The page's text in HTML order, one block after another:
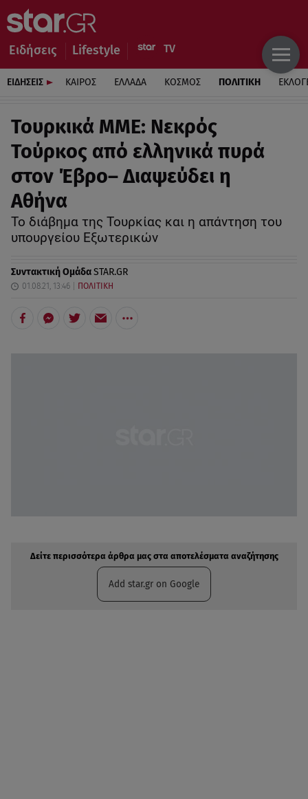
Ειδήσεις Lifestyle
ΕΙΔΗΣΕΙΣ ΚΑΙΡΟΣ ΕΛΛΑΔΑ ΚΟΣΜΟΣ ΠΟΛΙΤΙΚΗ
Τουρκικά ΜΜΕ: Νεκρός
Τούρκος από ελληνικά πυρά
στον Έβρο– Διαψεύδει η
Αθήνα
Το διάβημα της Τουρκίας και η απάντηση του
υπουργείου Εξωτερικών
Συντακτική ΟμάδαSTAR.GR
01.08.21, 13:46 ΠΟΛΙΤΙΚΗ
Δείτε περισσότερα άρθρα μας στα αποτελέσματα αναζήτησης
Add star.gr on Google